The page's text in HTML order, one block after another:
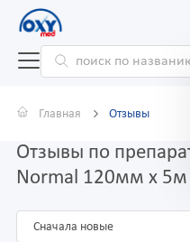
Главная Отзывы
Отзывы по
Normal 120мм х 5м
Сначала новые